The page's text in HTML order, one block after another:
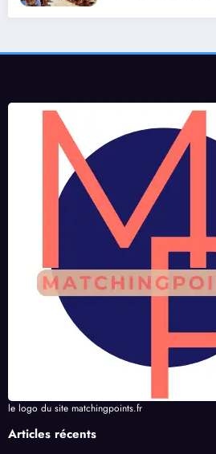
le logo du site matchingpoints.fr
Articles récents